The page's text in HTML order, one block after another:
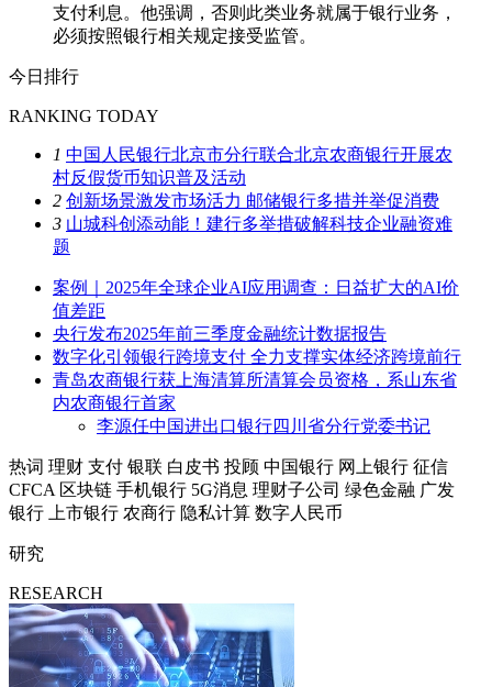
支付利息。他强调，否则此类业务就属于银行业务，
必须按照银行相关规定接受监管。
今日排行
RANKING TODAY
1 中国人民银行北京市分行联合北京农商银行开展农
村反假货币知识普及活动
2 创新场景激发市场活力 邮储银行多措并举促消费
3 山城科创添动能！建行多举措破解科技企业融资难
题
案例｜2025年全球企业AI应用调查：日益扩大的AI价
值差距
央行发布2025年前三季度金融统计数据报告
数字化引领银行跨境支付 全力支撑实体经济跨境前行
青岛农商银行获上海清算所清算会员资格，系山东省
内农商银行首家
李源任中国进出口银行四川省分行党委书记
热词 理财 支付 银联 白皮书 投顾 中国银行 网上银行 征信
CFCA 区块链 手机银行 5G消息 理财子公司 绿色金融 广发
银行
上市银行 农商行 隐私计算 数字人民币
研究
RESEARCH